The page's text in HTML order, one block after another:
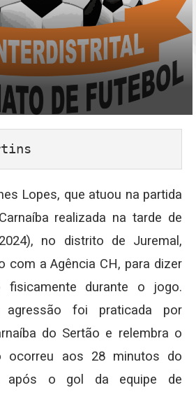
Lopes, que atuou na partida
realizada na tarde de
no distrito de Juremal,
com a Agência CH, para dizer
fisicamente durante o jogo.
agressão foi praticada por
do Sertão e relembra o
ocorreu aos 28 minutos do
após o gol da equipe de